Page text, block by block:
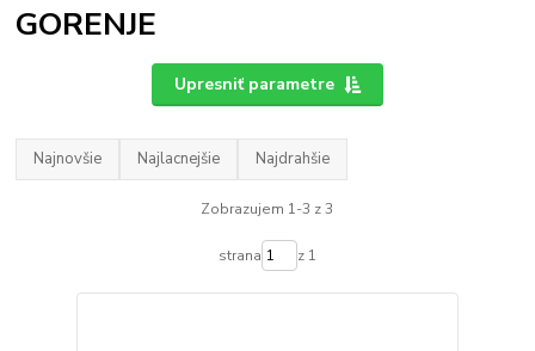
GORENJE
Upresniť parametre
Najnovšie Najlacnejšie Najdrahšie
Zobrazujem 1-3 z 3
strana z 1